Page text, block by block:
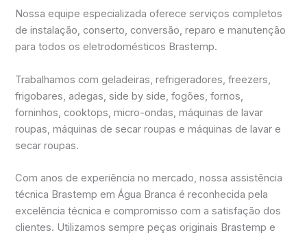
Nossa equipe especializada oferece serviços completos
de instalação, conserto, conversão, reparo e manutenção
para todos os eletrodomésticos Brastemp.
Trabalhamos com geladeiras, refrigeradores, freezers,
frigobares, adegas, side by side, fogões, fornos,
forninhos, cooktops, micro-ondas, máquinas de lavar
roupas, máquinas de secar roupas e máquinas de lavar e
secar roupas.
Com anos de experiência no mercado, nossa assistência
técnica Brastemp em Água Branca é reconhecida pela
excelência técnica e compromisso com a satisfação dos
clientes. Utilizamos sempre peças originais Brastemp e